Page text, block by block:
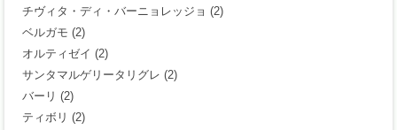
チヴィタ・ディ・バーニョレッジョ (2)
ベルガモ (2)
オルティゼイ (2)
サンタマルゲリータリグレ (2)
バーリ (2)
ティボリ (2)